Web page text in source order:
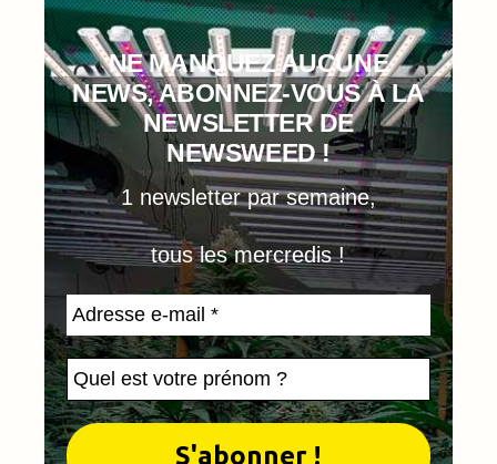
NE MANQUEZ AUCUNE
NEWS, ABONNEZ-VOUS À LA
NEWSLETTER DE
NEWSWEED !
1 newsletter par semaine,
tous les mercredis !